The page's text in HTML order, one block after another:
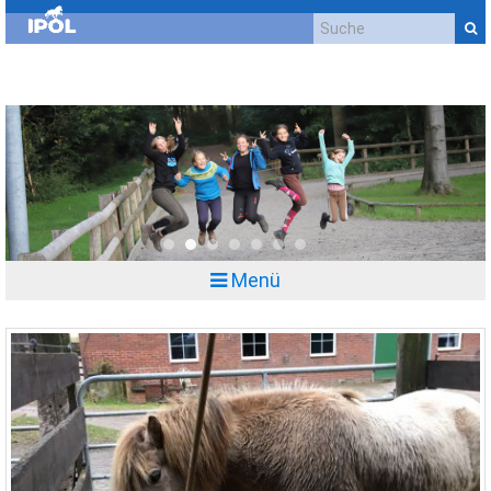
1 2 3 4 5 6
Menü